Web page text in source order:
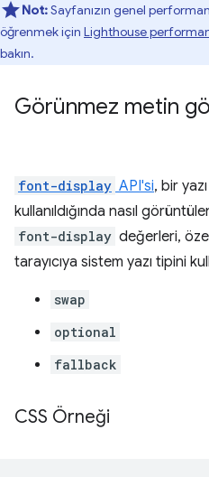
Not:Sayfanızın genel
öğrenmek için Lighthouse
bakın.
Görünmez metin
font-display API'si, bir
kullanıldığında nasıl
font-display değerleri,
tarayıcıya sistem yazı tipini
swap
optional
fallback
CSS Örneği